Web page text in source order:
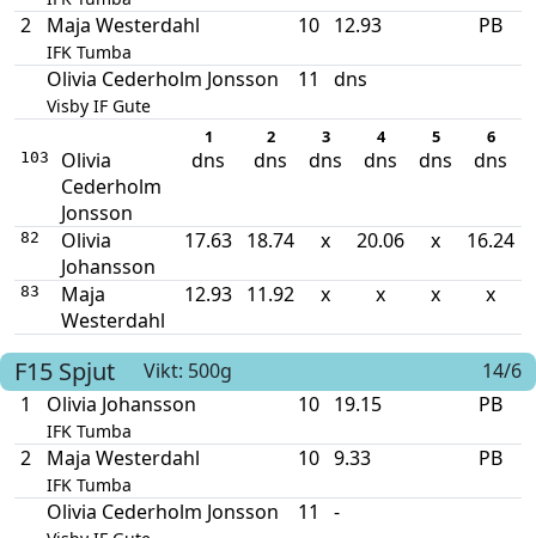
2 Maja Westerdahl
IFK Tumba
10 12.93 PB
Olivia Cederholm Jonsson
Visby IF Gute
11 dns
1 2 3 4 5 6
103
Olivia
Cederholm
Jonsson
dns dns dns dns dns dns
82
Olivia
Johansson
17.63 18.74 x 20.06 x 16.24
83
Maja
Westerdahl
12.93 11.92 x x x x
F15 Spjut Vikt: 500g
14/6
1
Olivia Johansson
IFK Tumba
10 19.15 PB
2 Maja Westerdahl
IFK Tumba
10 9.33 PB
Olivia Cederholm Jonsson 11 -